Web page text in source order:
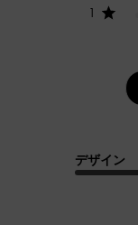
1
デザイン